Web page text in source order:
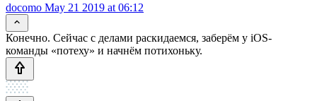
docomo May 21 2019 at 06:12
Конечно. Сейчас с делами раскидаемся, заберём у iOS-
команды «потеху» и начнём потихоньку.